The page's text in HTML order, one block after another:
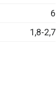
6
1,8-2,7